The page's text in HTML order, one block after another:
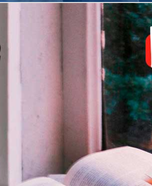
ANO FUNDAMENTAL
es
Bilingue - Anos
Finais